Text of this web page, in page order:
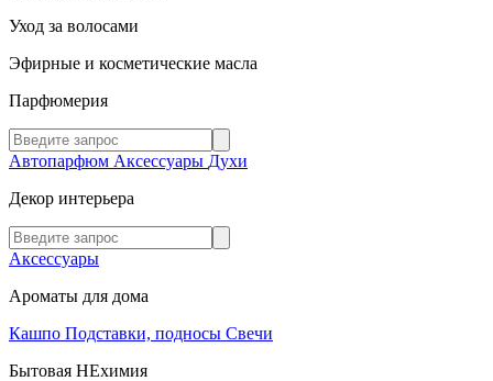
Уход за волосами
Эфирные и косметические масла
Парфюмерия
Автопарфюм Аксессуары Духи
Декор интерьера
Аксессуары
Ароматы для дома
Кашпо Подставки, подносы Свечи
Бытовая НЕхимия